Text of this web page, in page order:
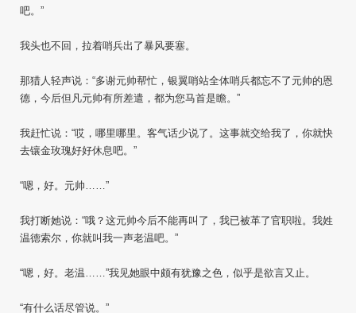
吧。”
我头也不回，拉着哨兵出了暴风要塞。
那猎人轻声说：“多谢元帅帮忙，银翼哨站全体哨兵都忘不了元帅的恩
德，今后但凡元帅有所差遣，都为您马首是瞻。”
我赶忙说：“哎，哪里哪里。客气话少说了。这事就交给我了，你就快
去镶金玫瑰好好休息吧。”
“嗯，好。元帅……”
我打断她说：“哦？这元帅今后不能再叫了，我已被革了官职啦。我姓
温德索尔，你就叫我一声老温吧。”
“嗯，好。老温……”我见她眼中颇有犹豫之色，似乎是欲言又止。
“有什么话尽管说。”